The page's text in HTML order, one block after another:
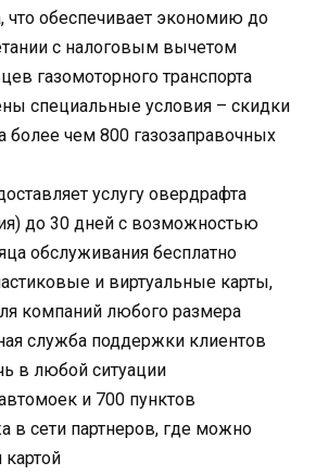
что обеспечивает экономию до
с налоговым вычетом
газомоторного транспорта
специальные условия – скидки
более чем 800 газозаправочных
услугу овердрафта
до 30 дней с возможностью
обслуживания бесплатно
и виртуальные карты,
компаний любого размера
служба поддержки клиентов
в любой ситуации
и 700 пунктов
в сети партнеров, где можно
картой